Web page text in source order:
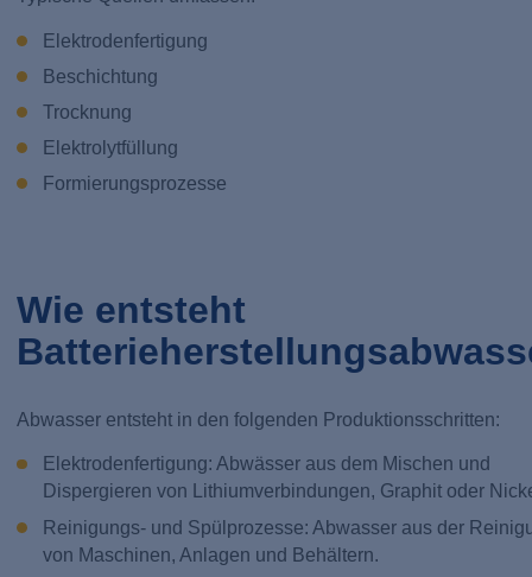
Elektrodenfertigung
Beschichtung
Trocknung
Elektrolytfüllung
Formierungsprozesse
Wie entsteht
Abwasser entsteht in den folgenden Produktionsschritten:
Elektrodenfertigung: Abwässer aus dem Mischen und
Dispergieren von Lithiumverbindungen, Graphit oder
Reinigungs- und Spülprozesse: Abwasser aus der
von Maschinen, Anlagen und Behältern.